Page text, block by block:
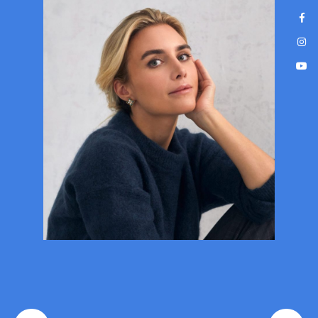
Nowoczesne, bezbolesne leczenie
na wyciągnięcie ręki!